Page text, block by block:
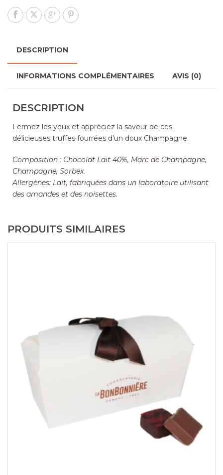
DESCRIPTION
INFORMATIONS COMPLÉMENTAIRES AVIS (0)
DESCRIPTION
Fermez les yeux et appréciez la saveur de ces
délicieuses truffes fourrées d’un doux Champagne.
Composition : Chocolat Lait 40%, Marc de Champagne,
Champagne, Sorbex.
Allergènes: Lait, fabriquées dans un laboratoire utilisant
des amandes et des noisettes.
PRODUITS SIMILAIRES